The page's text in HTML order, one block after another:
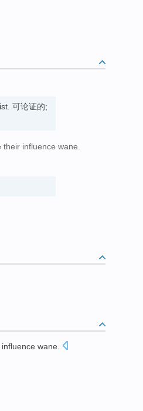
可论证的;
influence wane.
influence wane